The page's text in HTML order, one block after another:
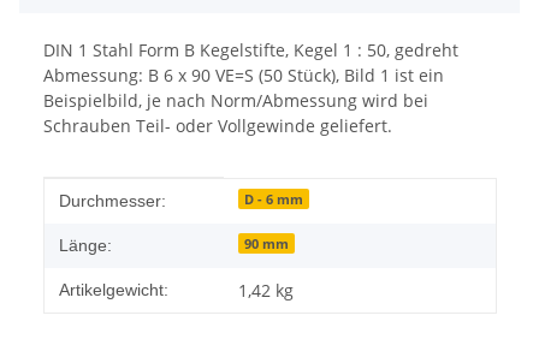
DIN 1 Stahl Form B Kegelstifte, Kegel 1 : 50, gedreht
Abmessung: B 6 x 90 VE=S (50 Stück), Bild 1 ist ein
Beispielbild, je nach Norm/Abmessung wird bei
Schrauben Teil- oder Vollgewinde geliefert.
Produkteigenschaft
Wert
Durchmesser: D - 6 mm
Länge: 90 mm
Artikelgewicht: 1,42 kg